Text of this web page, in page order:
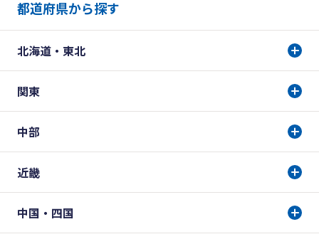
都道府県から探す
北海道・東北
関東
中部
近畿
中国・四国